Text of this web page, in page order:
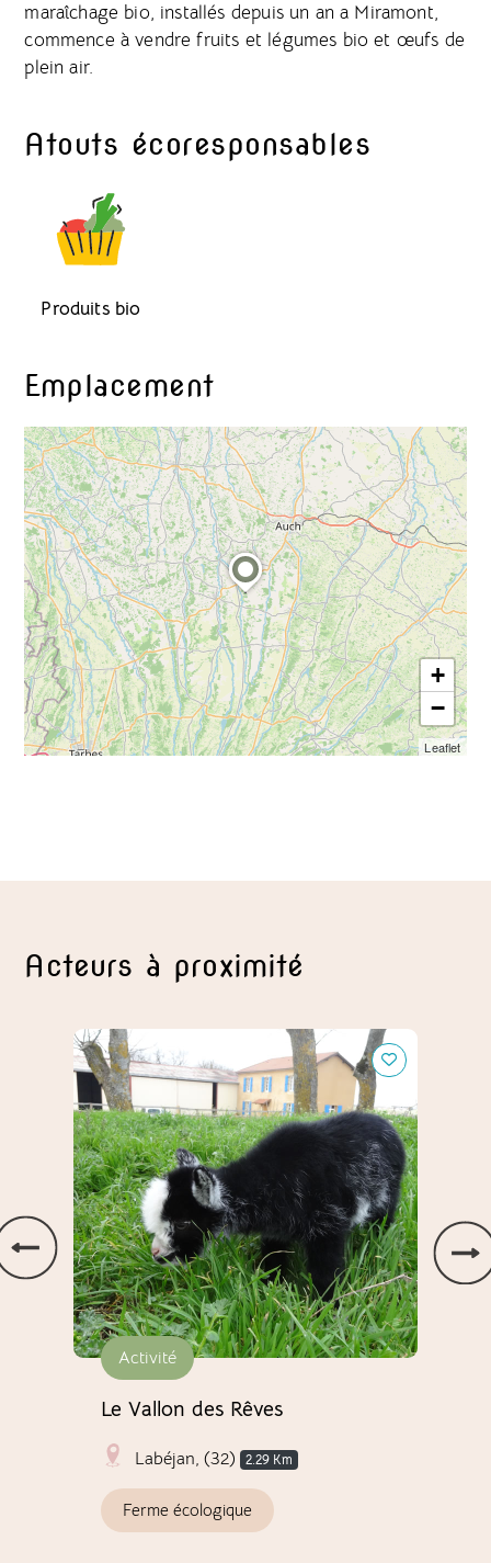
maraîchage bio, installés depuis un an a Miramont,
commence à vendre fruits et légumes bio et œufs de
plein air.
Atouts écoresponsables
Produits bio
Emplacement
+
−
Leaflet
Acteurs à proximité
Activité
Le Vallon des Rêves
Labéjan, (32) 2.29 Km
Ferme écologique
Le Vallon des Rêves